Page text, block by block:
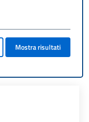
Mostra risultati